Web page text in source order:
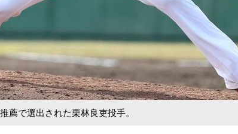
薦で選出された栗林良吏投手。